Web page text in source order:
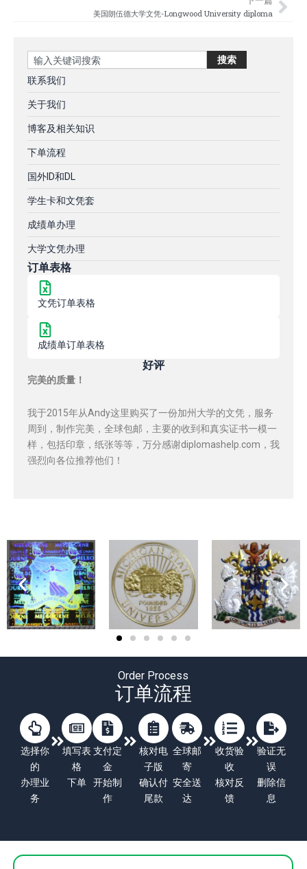
美国朗伍德大学文凭-Longwood University diploma
Search 搜索
联系我们
关于我们
博客及相关知识
下单流程
国外ID和DL
学生卡和文凭套
成绩单办理
大学文凭办理
订单表格
文凭订单表格
成绩单订单表格
好评
完美的质量！
我于2015年从Andy这里购买了一份加州大学的文凭，服务
周到，制作完美，全球包邮，主要的收到和真实证书一模一
样，包括印章，纸张等等，万分感谢diplomashelp.com，我
强烈向各位推荐他们！
Order Process
订单流程
选择你
的
办理业
务
填写表
格
下单
支付定
金
开始制
作
核对电
子版
确认付
尾款
全球邮
寄
安全送
达
收货验
收
核对反
馈
验证无
误
删除信
息